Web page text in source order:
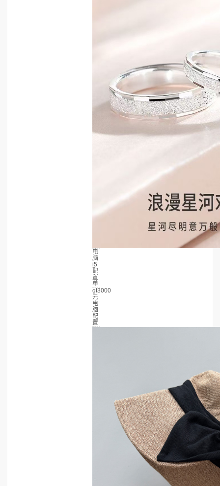
电
脑
i5
配
置
单
gt3000
元
电
脑
配
置